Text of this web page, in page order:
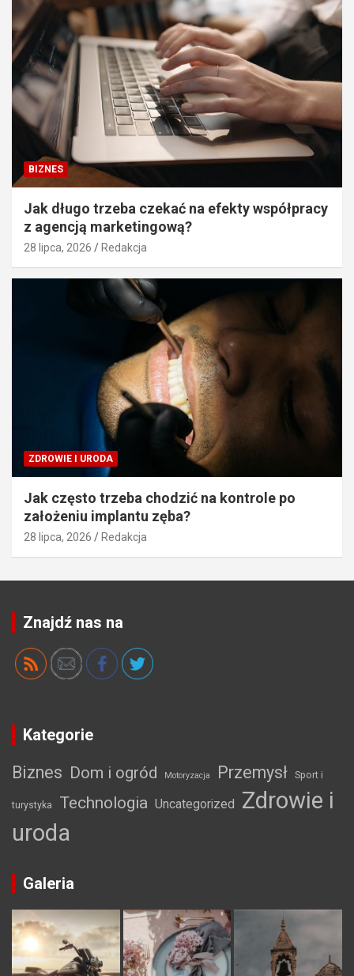
BIZNES
Jak długo trzeba czekać na efekty współpracy
z agencją marketingową?
28 lipca, 2026 Redakcja
ZDROWIE I URODA
Jak często trzeba chodzić na kontrole po
założeniu implantu zęba?
28 lipca, 2026 Redakcja
Znajdź nas na
Kategorie
Biznes Dom i ogród Motoryzacja Przemysł Sport i
turystyka Technologia Uncategorized
Zdrowie i
uroda
Galeria